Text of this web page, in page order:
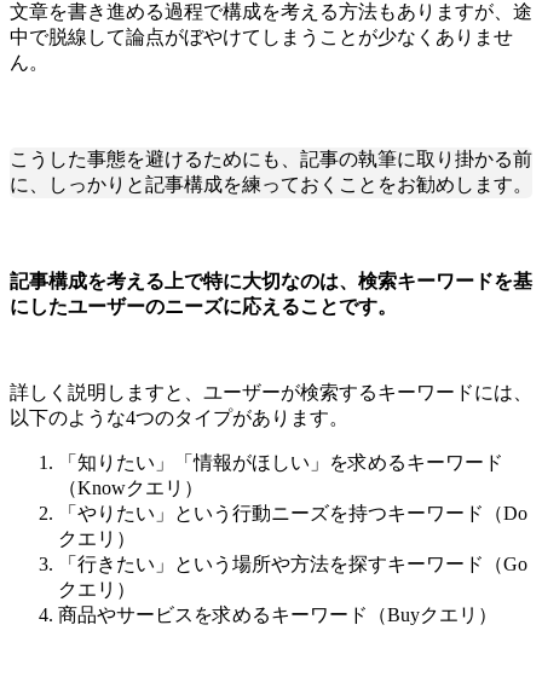
文章を書き進める過程で構成を考える方法もありますが、途
中で脱線して論点がぼやけてしまうことが少なくありませ
ん。
こうした事態を避けるためにも、記事の執筆に取り掛かる前
に、しっかりと記事構成を練っておくことをお勧めします。
記事構成を考える上で特に大切なのは、検索キーワードを基
にしたユーザーのニーズに応えることです。
詳しく説明しますと、ユーザーが検索するキーワードには、
以下のような4つのタイプがあります。
「知りたい」「情報がほしい」を求めるキーワード
（Knowクエリ）
「やりたい」という行動ニーズを持つキーワード（Do
クエリ）
「行きたい」という場所や方法を探すキーワード（Go
クエリ）
商品やサービスを求めるキーワード（Buyクエリ）